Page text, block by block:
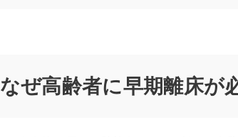
なぜ高齢者に早期離床が